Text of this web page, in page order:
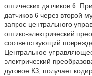
оптических датчиков 6.
датчиков 6 через второй
запрос центрального
оптико-электрический
соответствующий
Центральное
электрический
дуговое КЗ, получает